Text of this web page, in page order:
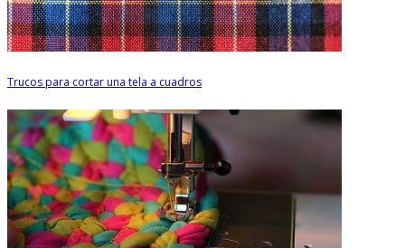
Trucos para cortar una tela a cuadros